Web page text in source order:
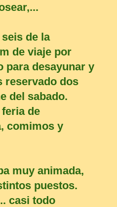
de la
de viaje por
para desayunar y
reservado dos
del sabado.
de
comimos y
muy animada,
puestos.
casi todo